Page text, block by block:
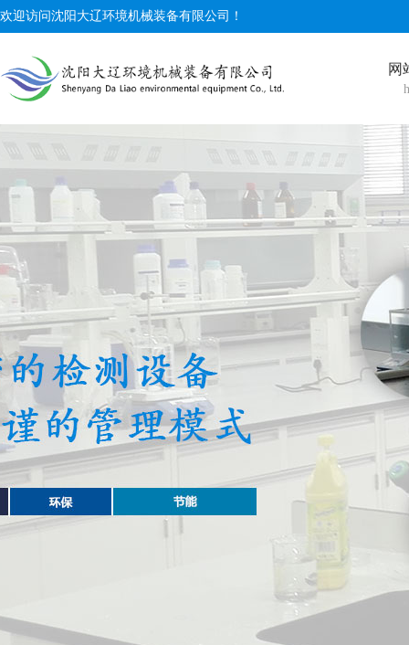
欢迎访问沈阳大辽环境机械装备有限公司！
网